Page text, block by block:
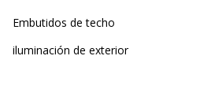
Embutidos de techo
iluminación de exterior